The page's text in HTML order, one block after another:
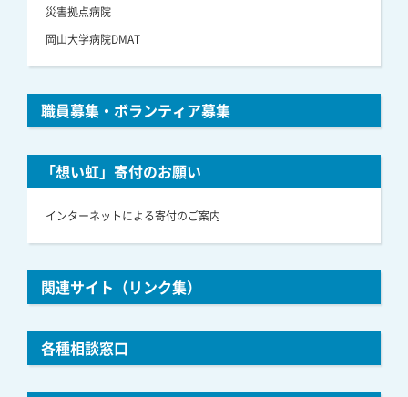
災害拠点病院
岡山大学病院DMAT
職員募集・ボランティア募集
「想い虹」寄付のお願い
インターネットによる寄付のご案内
関連サイト（リンク集）
各種相談窓口